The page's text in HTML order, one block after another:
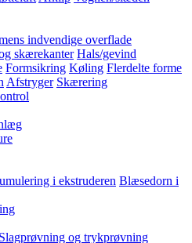
indvendige overflade
skærekanter Hals/gevind
Formsikring Køling Flerdelte forme
Afstryger Skærering
i ekstruderen Blæsedorn i
Slagprøvning og trykprøvning